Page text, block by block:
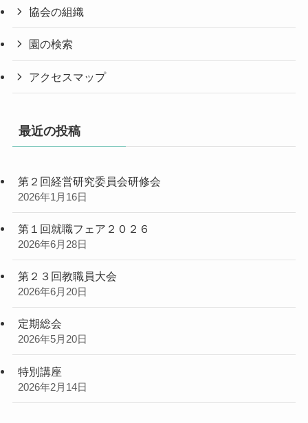
協会の組織
園の検索
アクセスマップ
最近の投稿
第２回経営研究委員会研修会
2026年1月16日
第１回就職フェア２０２６
2026年6月28日
第２３回教職員大会
2026年6月20日
定期総会
2026年5月20日
特別講座
2026年2月14日